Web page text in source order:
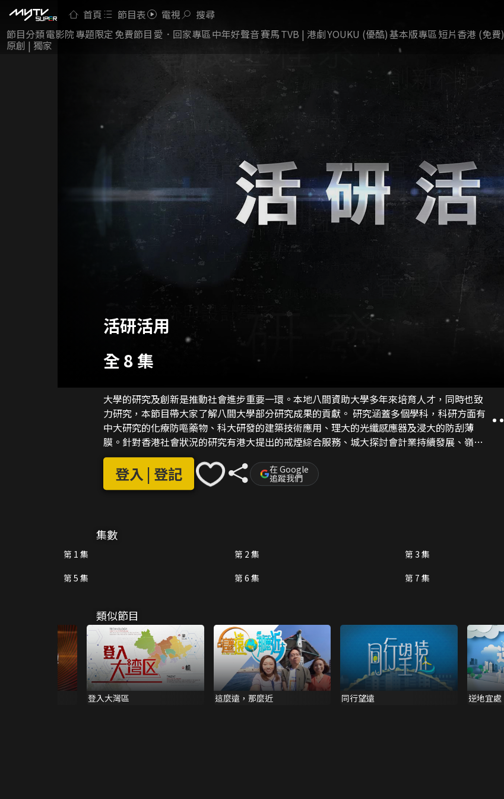
首頁 節目表 電視 搜尋
節目分類電影院專題限定 免費節目 愛．回家專區中年好聲音賽馬TVB | 港劇YOUKU (優酷)基本版專區短片香港 (免費)
原創 | 獨家
活研活用
全 8 集
大學的研究及創新是推動社會進步重要一環。本地八間資助大學多年來培育人才，同時也致
力研究，本節目帶大家了解八間大學部分研究成果的貢獻。 研究涵蓋多個學科，科研方面有
中大研究的化療防嘔藥物、科大研發的建築技術應用、理大的光纖感應器及浸大的防刮薄
膜。針對香港社會狀況的研究有港大提出的戒煙綜合服務、城大探討會計業持續發展、嶺大
推出本地歷史教材及教大探究退休保障的成效等。
登入 | 登記 在 Google
追蹤我們
集數
第 1 集 第 2 集 第 3 集
第 5 集
第 6 集 第 7 集
類似節目
登入大灣區 這麼遠，那麼近 同行望遠 逆地宜處